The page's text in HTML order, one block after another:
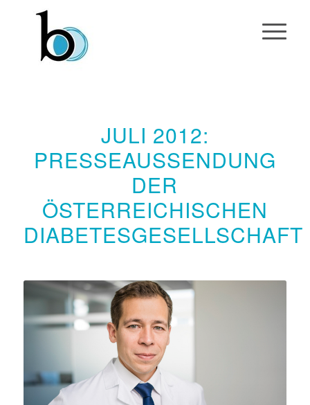
JULI 2012:
PRESSEAUSSENDUNG
DER
ÖSTERREICHISCHEN
DIABETESGESELLSCHAFT